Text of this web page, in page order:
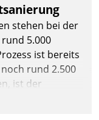
stehen bei der
5.000
ist bereits
rund 2.500
ist der
immens. Im